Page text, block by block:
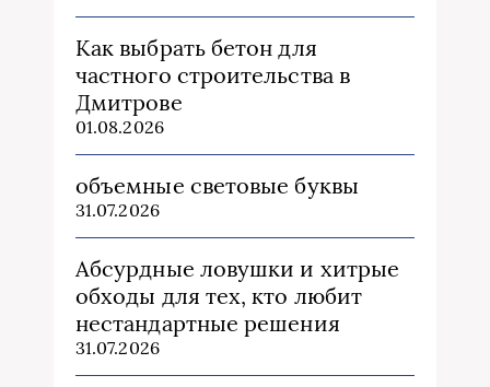
Как выбрать бетон для
частного строительства в
Дмитрове
01.08.2026
объемные световые буквы
31.07.2026
Абсурдные ловушки и хитрые
обходы для тех, кто любит
нестандартные решения
31.07.2026